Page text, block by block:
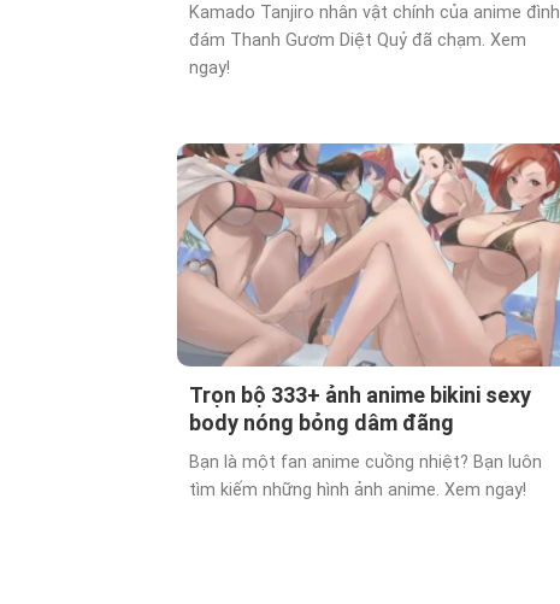
Kamado Tanjiro nhân vật chính của anime đình
đám Thanh Gươm Diệt Quỷ đã chạm. Xem
ngay!
Trọn bộ 333+ ảnh anime bikini sexy
body nóng bỏng dâm đãng
Bạn là một fan anime cuồng nhiệt? Bạn luôn
tìm kiếm những hình ảnh anime. Xem ngay!